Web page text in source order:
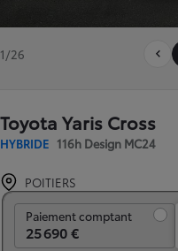
1/26
Toyota Yaris Cross
HYBRIDE 116h Design MC24
POITIERS
Paiement comptant
25 690 €